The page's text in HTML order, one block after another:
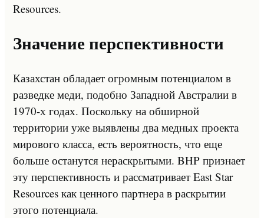
Resources.
Значение перспективности
Казахстан обладает огромным потенциалом в
разведке меди, подобно Западной Австралии в
1970-х годах. Поскольку на обширной
территории уже выявлены два медных проекта
мирового класса, есть вероятность, что еще
больше останутся нераскрытыми. BHP признает
эту перспективность и рассматривает East Star
Resources как ценного партнера в раскрытии
этого потенциала.